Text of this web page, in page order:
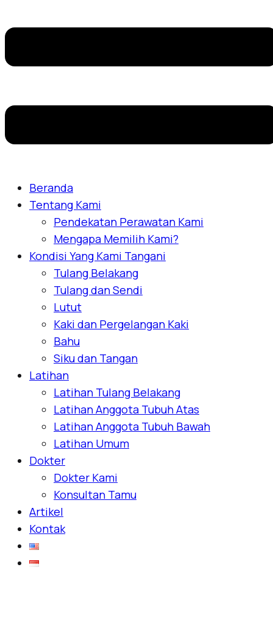
Beranda
Tentang Kami
Pendekatan Perawatan Kami
Mengapa Memilih Kami?
Kondisi Yang Kami Tangani
Tulang Belakang
Tulang dan Sendi
Lutut
Kaki dan Pergelangan Kaki
Bahu
Siku dan Tangan
Latihan
Latihan Tulang Belakang
Latihan Anggota Tubuh Atas
Latihan Anggota Tubuh Bawah
Latihan Umum
Dokter
Dokter Kami
Konsultan Tamu
Artikel
Kontak